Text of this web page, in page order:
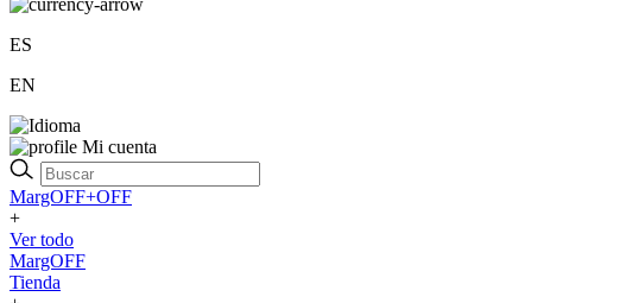
ES
EN
Mi cuenta
MargOFF+OFF
+
Ver todo
MargOFF
Tienda